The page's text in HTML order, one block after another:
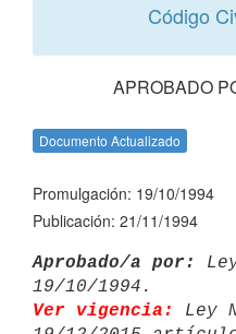
Código
APROBADO
Documento Actualizado
Promulgación: 19/10/1994
Publicación: 21/11/1994
Aprobado/a por:
Ver vigencia:
Ley